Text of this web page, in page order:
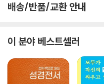
배송/반품/교환 안내
이 분야 베스트셀러